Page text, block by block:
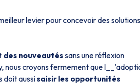
levier pour concevoir des
nouveautés sans une réflexion
nous croyons fermement que
doit aussisaisir les opportunités